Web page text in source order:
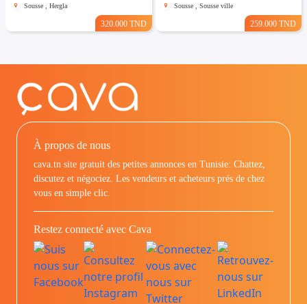
Sousse , Hergla
320.000 TND
Sousse , Sousse ville
259.000 TND
À propos de nous
cava.tn site gratuit des petites annonces en Tunisie: Chattez,
discutez et négociez. Les vendeurs et acheteurs prés de chez
vous en simple clic.
Restez connecté avec Cava